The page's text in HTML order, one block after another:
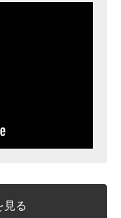
見る